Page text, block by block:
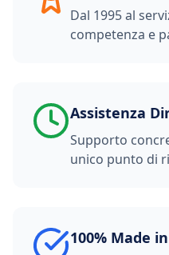
Dal 1995 al
competenza e
Assistenza
Supporto
unico punto di
100% Made